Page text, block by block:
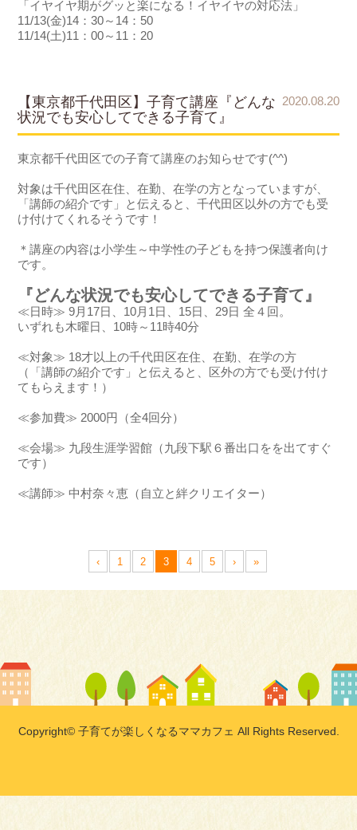
「イヤイヤ期がグッと楽になる！イヤイヤの対応法」
11/13(金)14：30～14：50
11/14(土)11：00～11：20
2020.08.20
【東京都千代田区】子育て講座『どんな
状況でも安心してできる子育て』
東京都千代田区での子育て講座のお知らせです(^^)
対象は千代田区在住、在勤、在学の方となっていますが、
「講師の紹介です」と伝えると、千代田区以外の方でも受
け付けてくれるそうです！
＊講座の内容は小学生～中学性の子どもを持つ保護者向け
です。
『どんな状況でも安心してできる子育て』
≪日時≫ 9月17日、10月1日、15日、29日 全４回。
いずれも木曜日、10時～11時40分
≪対象≫ 18才以上の千代田区在住、在勤、在学の方
（「講師の紹介です」と伝えると、区外の方でも受け付け
てもらえます！）
≪参加費≫ 2000円（全4回分）
≪会場≫ 九段生涯学習館（九段下駅６番出口をを出てすぐ
です）
≪講師≫ 中村奈々恵（自立と絆クリエイター）
‹ 1 2 3 4 5 › »
Copyright© 子育てが楽しくなるママカフェ All Rights Reserved.